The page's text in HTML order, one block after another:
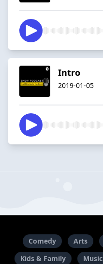
Intro
2019-01-05
Comedy Arts
Kids & Family
Music